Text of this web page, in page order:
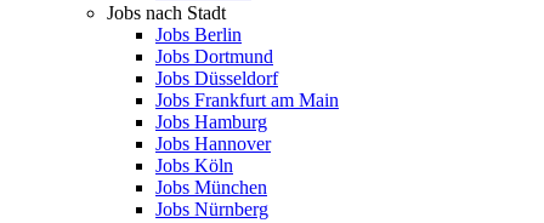
Jobs nach Stadt
Jobs Berlin
Jobs Dortmund
Jobs Düsseldorf
Jobs Frankfurt am Main
Jobs Hamburg
Jobs Hannover
Jobs Köln
Jobs München
Jobs Nürnberg